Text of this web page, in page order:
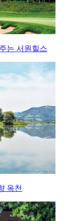
는 서원힐스
옥천